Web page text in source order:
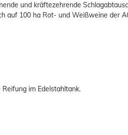
und kräftezehrende
auf 100 ha Rot- und Weißweine der
im Edelstahltank.